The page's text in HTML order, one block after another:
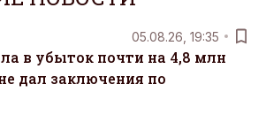
05.08.26, 19:35
в убыток почти на 4,8 млн
дал заключения по